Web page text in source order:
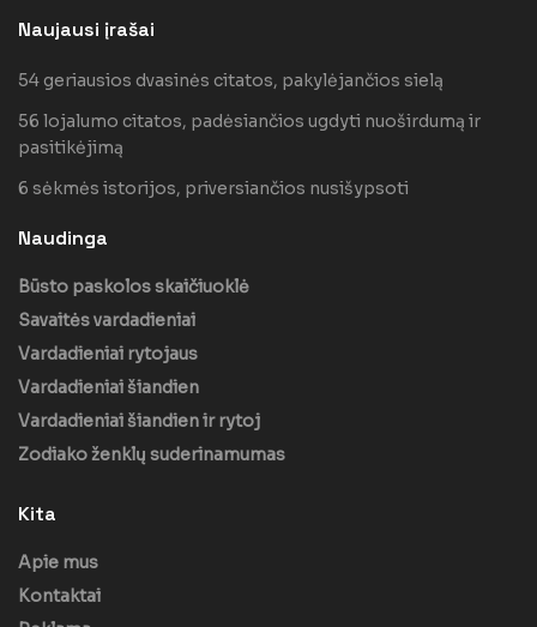
Naujausi įrašai
54 geriausios dvasinės citatos, pakylėjančios sielą
56 lojalumo citatos, padėsiančios ugdyti nuoširdumą ir
pasitikėjimą
6 sėkmės istorijos, priversiančios nusišypsoti
Naudinga
Būsto paskolos skaičiuoklė
Savaitės vardadieniai
Vardadieniai rytojaus
Vardadieniai šiandien
Vardadieniai šiandien ir rytoj
Zodiako ženklų suderinamumas
Kita
Apie mus
Kontaktai